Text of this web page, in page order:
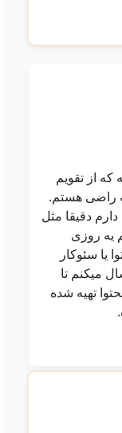
که از تقویم
راضی هستم.
دقیقا مثل
یه روزی
یا سئوکار
میکنم تا
تهیه شده